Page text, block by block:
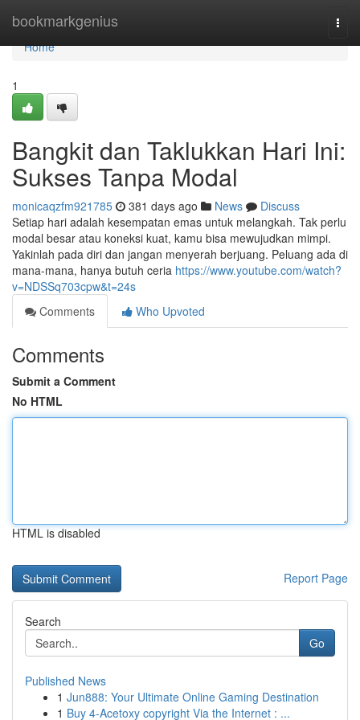
bookmarkgenius
Home
Home
1
Bangkit dan Taklukkan Hari Ini:
Sukses Tanpa Modal
monicaqzfm921785 381 days ago News
Discuss
Setiap hari adalah kesempatan emas untuk melangkah. Tak perlu
modal besar atau koneksi kuat, kamu bisa mewujudkan mimpi.
Yakinlah pada diri dan jangan menyerah berjuang. Peluang ada di
mana-mana, hanya butuh ceria https://www.youtube.com/watch?
v=NDSSq703cpw&t=24s
Comments
Who Upvoted
Comments
Submit a Comment
No HTML
HTML is disabled
Report Page
Search
Go
Published News
1 Jun888: Your Ultimate Online Gaming Destination
1 Buy 4-Acetoxy copyright Via the Internet : ...